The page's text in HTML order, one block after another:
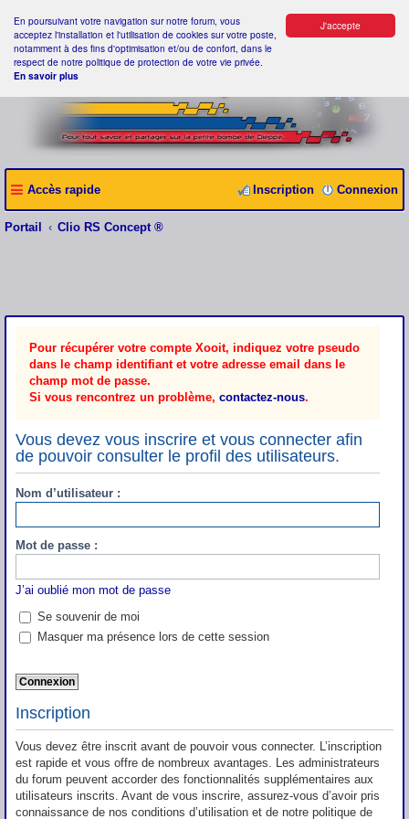
J'accepte
En poursuivant votre navigation sur notre forum, vous
acceptez l'installation et l'utilisation de cookies sur votre poste,
notamment à des fins d'optimisation et/ou de confort, dans le
respect de notre politique de protection de votre vie privée.
En savoir plus
Accès rapide Connexion
Inscription
Portail Clio RS Concept ®
Pour récupérer votre compte Xooit, indiquez votre pseudo
dans le champ identifiant et votre adresse email dans le
champ mot de passe.
Si vous rencontrez un problème, contactez-nous.
Vous devez vous inscrire et vous connecter afin
de pouvoir consulter le profil des utilisateurs.
Nom d’utilisateur :
Mot de passe :
J’ai oublié mon mot de passe
Se souvenir de moi
Masquer ma présence lors de cette session
Inscription
Vous devez être inscrit avant de pouvoir vous connecter. L’inscription
est rapide et vous offre de nombreux avantages. Les administrateurs
du forum peuvent accorder des fonctionnalités supplémentaires aux
utilisateurs inscrits. Avant de vous inscrire, assurez-vous d’avoir pris
connaissance de nos conditions d’utilisation et de notre politique de